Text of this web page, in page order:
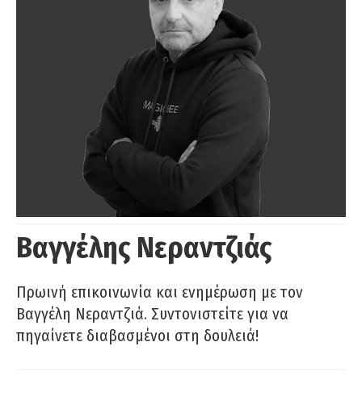
Βαγγέλης Νεραντζιάς
Πρωινή επικοινωνία και ενημέρωση με τον
Βαγγέλη Νεραντζιά. Συντονιστείτε για να
πηγαίνετε διαβασμένοι στη δουλειά!